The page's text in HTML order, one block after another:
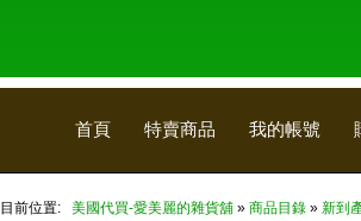
首頁 特賣商品 我的帳號
目前位置: 美國代買-愛美麗的雜貨舖 » 商品目錄 » 新到